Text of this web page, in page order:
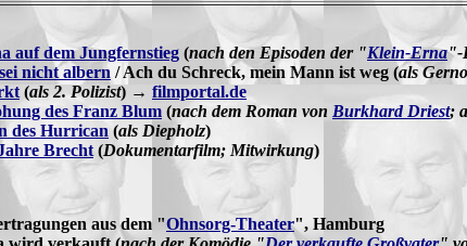
auf dem Jungfernstieg (nach den Episoden der "Klein-Erna"-
nicht albern / Ach du Schreck, mein Mann ist weg (als
(als 2. Polizist) → filmportal.de
des Franz Blum (nach dem Roman von Burkhard Driest;
des Hurrican (als Diepholz)
Brecht (Dokumentarfilm; Mitwirkung)
aus dem "Ohnsorg-Theater", Hamburg